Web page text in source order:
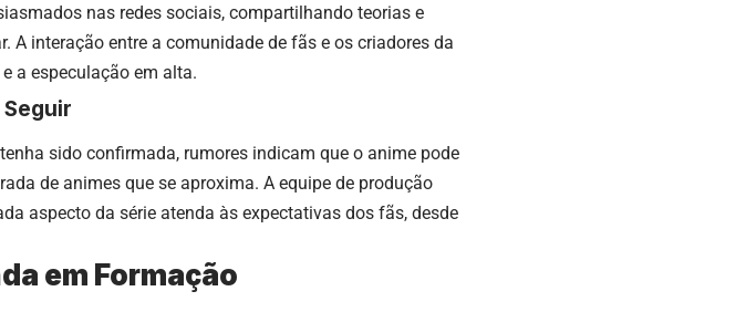
nas redes sociais, compartilhando teorias e
A interação entre a comunidade de fãs e os criadores da
a especulação em alta.
sido confirmada, rumores indicam que o anime pode
de animes que se aproxima. A equipe de produção
aspecto da série atenda às expectativas dos fãs, desde
em Formação